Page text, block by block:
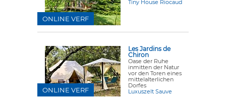
Tiny House Riocaud
ONLINE VERF
Les Jardins de
Chiron
Oase der Ruhe
inmitten der Natur
vor den Toren eines
mittelalterlichen
Dorfes
Luxuszelt Sauve
ONLINE VERF